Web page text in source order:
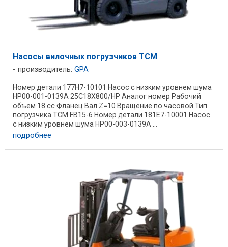
Насосы вилочных погрузчиков TCM
производитель: GPA
Номер детали 177H7-10101 Насос с низким уровнем шума
HP00-001-0139A 25C18X800/HP Аналог номер Рабочий
объем 18 cc Фланец Вал Z=10 Вращение по часовой Тип
погрузчика TCM FB15-6 Номер детали 181E7-10001 Насос
с низким уровнем шума HP00-003-0139A ...
подробнее